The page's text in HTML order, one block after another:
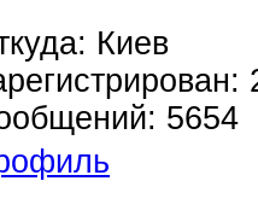
Киев
5654